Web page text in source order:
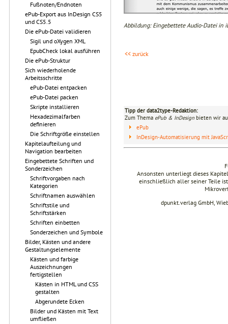
Fußnoten/Endnoten
ePub-Export aus InDesign CS5
und CS5.5
Die ePub-Datei validieren
Sigil und oXygen XML
EpubCheck lokal ausführen
Die ePub-Struktur
Sich wiederholende
Arbeitsschritte
ePub-Datei entpacken
ePub-Datei packen
Skripte installieren
Hexadezimalfarben
definieren
Die Schriftgröße einstellen
Kapitelaufteilung und
Navigation bearbeiten
Eingebettete Schriften und
Sonderzeichen
Schriftvorgaben nach
Kategorien
Schriftnamen auswählen
Schriftstile und
Schriftstärken
Schriften einbetten
Sonderzeichen und Symbole
Bilder, Kästen und andere
Gestaltungselemente
Kästen und farbige
Auszeichnungen
fertigstellen
Kästen in HTML und CSS
gestalten
Abgerundete Ecken
Bilder und Kästen mit Text
umfließen
Abbildung: Eingebettete Audio-Datei in
<< zurück
Tipp der data2type-Redaktion:
Zum Thema ePub & InDesign bieten wir
ePub
InDesign-Automatisierung mit
Ansonsten unterliegt dieses
einschließlich aller seiner Teile
dpunkt.verlag GmbH,